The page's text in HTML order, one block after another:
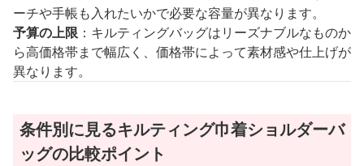
ーチや手帳も入れたいかで必要な容量が異なります。
予算の上限 ：キルティングバッグはリーズナブルなものか
ら高価格帯まで幅広く、価格帯によって素材感や仕上げが
異なります。
条件別に見るキルティング巾着ショルダーバ
ッグの比較ポイント